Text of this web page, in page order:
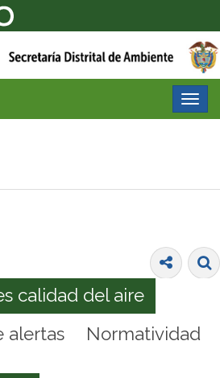
calidad del aire
alertas
Normatividad